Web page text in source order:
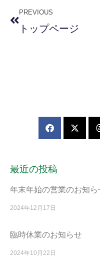
PREVIOUS
トップページ
最近の投稿
年末年始の営業のお知ら
2024年12月17日
臨時休業のお知らせ
2024年10月22日